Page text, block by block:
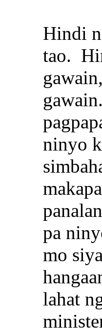
Hindi
tao.
ninyo
pa
mo
lahat